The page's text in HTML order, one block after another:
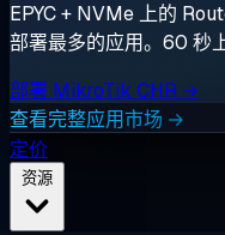
EPYC + NVMe 上的
部署最多的应用。60 秒
部署 MikroTik CHR →
查看完整应用市场 →
定价